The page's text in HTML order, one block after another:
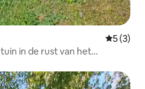
5 (3)
in de rust van het